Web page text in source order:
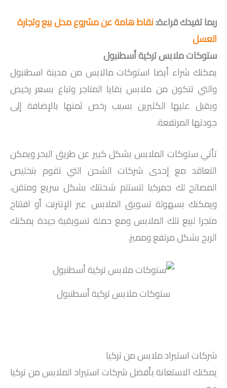
ربما تفيدك قراءة:نقاط هامة عن مشروع محل بيع وتجارة
العسل
ستوكات ملابس تركية أسطنبول
يمكنك شراء أيضا استوكات مالابس من مدينة اسطنبول
والتي تتكون من ملابس بقايا المتاجر وتباع بسعر رخيص
ويقبل عليها الكثيرين بسبب رخص ثمنها بالإضافة إلى
جودتها المرتفعة.
تأتي ستوكات الملابس بشكل كبير عن طريق البحر ويمكن
التعاقد مع إحدى شركات الشحن التي تقوم بتخليص
المصالح لك جمركيا لتستلم شحنتك بشكل سريع ومتقن،
ويمكنك بسهولة تسويق الملابس عبر الإنترنت أو افتتاح
متجرا لبيع تلك الملابس ومع حملة تسويقية جيدة يمكنك
الربح بشكل مرتفع ومميز.
ستوكات ملابس تركية أسطنبول
شركات استيراد ملابس من تركيا
يمكنك الاستعانة بأفضل شركات استيراد الملابس من تركيا